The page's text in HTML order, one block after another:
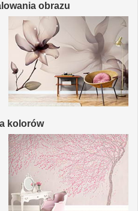
obrazu
kolorów